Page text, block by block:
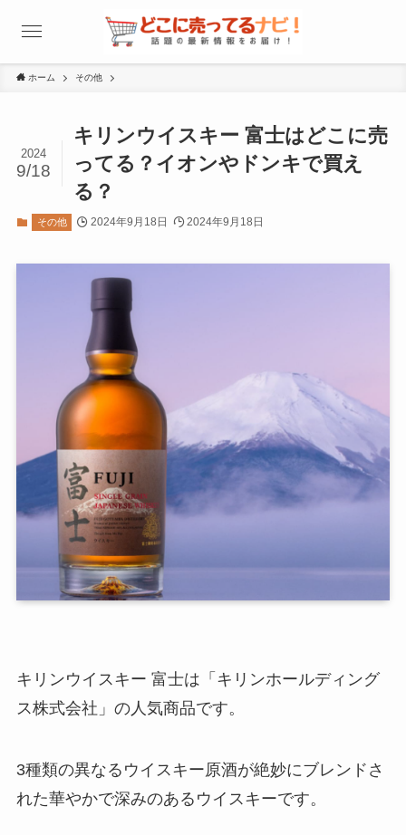
ホーム その他
キリンウイスキー 富士はどこに売
ってる？イオンやドンキで買え
る？
2024
9/18
その他 2024年9月18日 2024年9月18日
キリンウイスキー 富士は「キリンホールディング
ス株式会社」の人気商品です。
3種類の異なるウイスキー原酒が絶妙にブレンドさ
れた華やかで深みのあるウイスキーです。